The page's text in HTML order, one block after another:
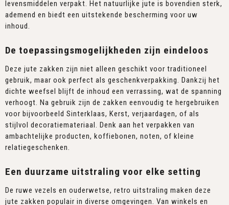
levensmiddelen verpakt. Het natuurlijke jute is bovendien sterk,
ademend en biedt een uitstekende bescherming voor uw
inhoud.
De toepassingsmogelijkheden zijn eindeloos
Deze jute zakken zijn niet alleen geschikt voor traditioneel
gebruik, maar ook perfect als geschenkverpakking. Dankzij het
dichte weefsel blijft de inhoud een verrassing, wat de spanning
verhoogt. Na gebruik zijn de zakken eenvoudig te hergebruiken
voor bijvoorbeeld Sinterklaas, Kerst, verjaardagen, of als
stijlvol decoratiemateriaal. Denk aan het verpakken van
ambachtelijke producten, koffiebonen, noten, of kleine
relatiegeschenken.
Een duurzame uitstraling voor elke setting
De ruwe vezels en ouderwetse, retro uitstraling maken deze
jute zakken populair in diverse omgevingen. Van winkels en